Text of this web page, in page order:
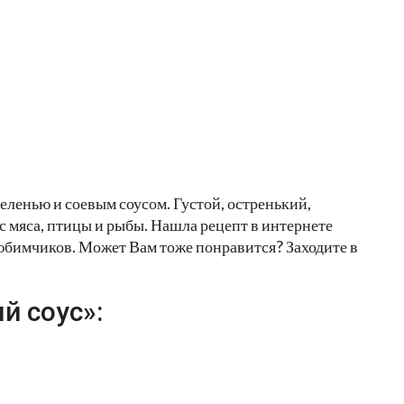
и соевым соусом. Густой, остренький,
мяса, птицы и рыбы. Нашла рецепт в интернете
Может Вам тоже понравится? Заходите в
соус»: